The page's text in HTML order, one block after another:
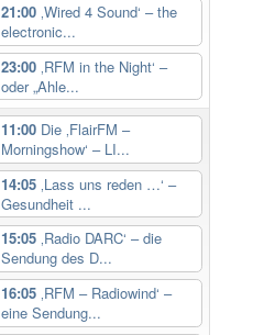
21:00 ‚Wired 4 Sound‘ – the
electronic...
23:00 ‚RFM in the Night‘ –
oder „Ahle...
11:00 Die ‚FlairFM –
Morningshow‘ – LI...
14:05 ‚Lass uns reden …‘ –
Gesundheit ...
15:05 ‚Radio DARC‘ – die
Sendung des D...
16:05 ‚RFM – Radiowind‘ –
eine Sendung...